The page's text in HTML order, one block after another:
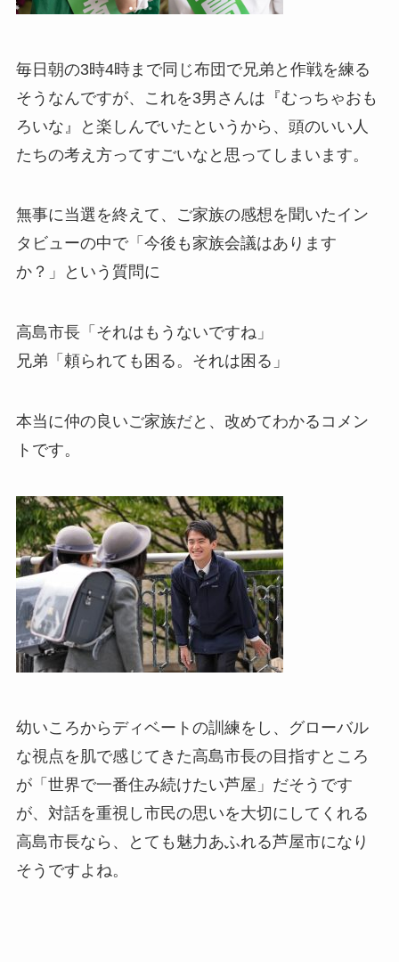
毎日朝の3時4時まで同じ布団で兄弟と作戦を練る
そうなんですが、これを3男さんは『むっちゃおも
ろいな』と楽しんでいたというから、頭のいい人
たちの考え方ってすごいなと思ってしまいます。
無事に当選を終えて、ご家族の感想を聞いたイン
タビューの中で「今後も家族会議はあります
か？」という質問に
高島市長「それはもうないですね」
兄弟「頼られても困る。それは困る」
本当に仲の良いご家族だと、改めてわかるコメン
トです。
幼いころからディベートの訓練をし、グローバル
な視点を肌で感じてきた高島市長の目指すところ
が「世界で一番住み続けたい芦屋」だそうです
が、対話を重視し市民の思いを大切にしてくれる
高島市長なら、とても魅力あふれる芦屋市になり
そうですよね。